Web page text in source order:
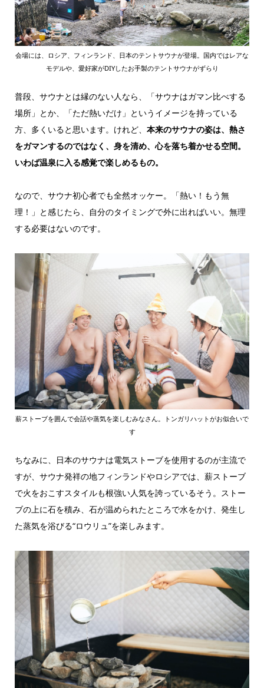
会場には、ロシア、フィンランド、日本のテントサウナが登場。国内ではレアな
モデルや、愛好家がDIYしたお手製のテントサウナがずらり
普段、サウナとは縁のない人なら、「サウナはガマン比べする
場所」とか、「ただ熱いだけ」というイメージを持っている
方、多くいると思います。けれど、 本来のサウナの姿は、熱さ
をガマンするのではなく、身を清め、心を落ち着かせる空間。
いわば温泉に入る感覚で楽しめるもの。
なので、サウナ初心者でも全然オッケー。「熱い！もう無
理！」と感じたら、自分のタイミングで外に出ればいい。無理
する必要はないのです。
薪ストーブを囲んで会話や蒸気を楽しむみなさん。トンガリハットがお似合いで
す
ちなみに、日本のサウナは電気ストーブを使用するのが主流で
すが、サウナ発祥の地フィンランドやロシアでは、薪ストーブ
で火をおこすスタイルも根強い人気を誇っているそう。ストー
ブの上に石を積み、石が温められたところで水をかけ、発生し
た蒸気を浴びる“ロウリュ”を楽しみます。